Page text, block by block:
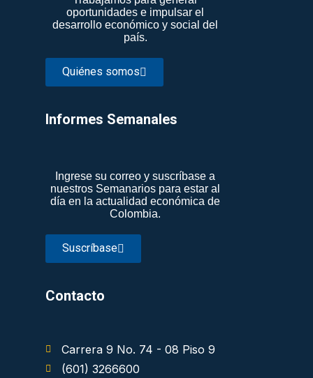
oportunidades e impulsar el
desarrollo económico y social del
país.
Quiénes somos
Informes Semanales​
Ingrese su correo y suscríbase a
nuestros Semanarios para estar al
día en la actualidad económica de
Colombia.
Suscríbase
Contacto
Carrera 9 No. 74 - 08 Piso 9
(601) 3266600